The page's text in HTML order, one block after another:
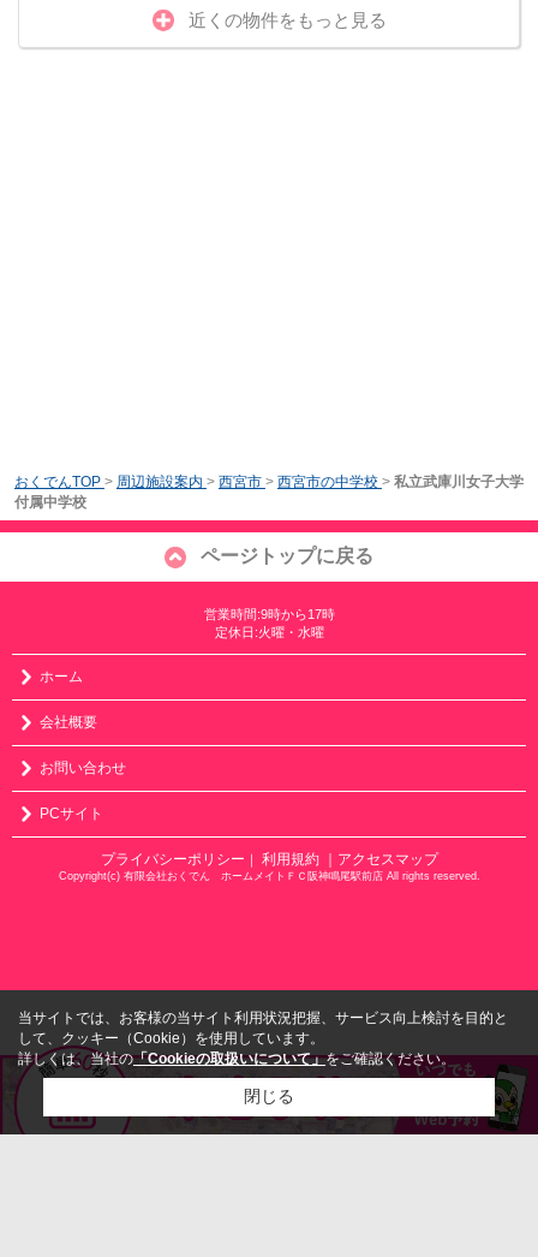
近くの物件をもっと見る
おくでんTOP > 周辺施設案内 > 西宮市 > 西宮市の中学校 > 私立武庫川女子大学
付属中学校
ページトップに戻る
営業時間:9時から17時
定休日:火曜・水曜
ホーム
会社概要
お問い合わせ
PCサイト
プライバシーポリシー ｜ 利用規約 ｜アクセスマップ
Copyright(c) 有限会社おくでん ホームメイトＦＣ阪神鳴尾駅前店 All rights reserved.
当サイトでは、お客様の当サイト利用状況把握、サービス向上検討を目的と
して、クッキー（Cookie）を使用しています。
詳しくは、当社の「Cookieの取扱いについて」をご確認ください。
閉じる